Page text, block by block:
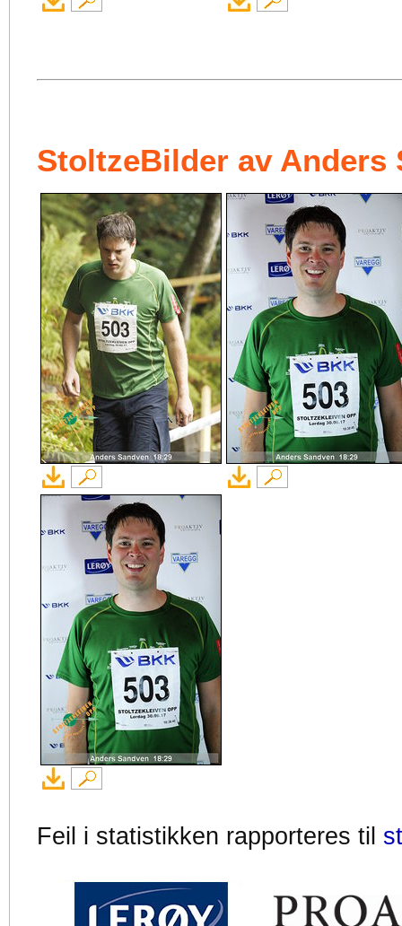
StoltzeBilder av Anders
Feil i statistikken rapporteres til